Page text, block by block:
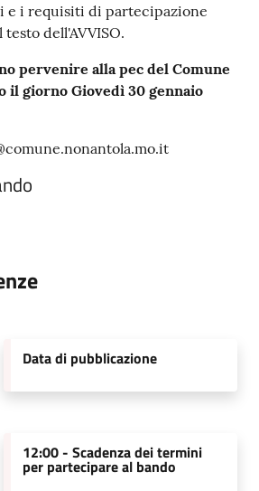
e i requisiti di partecipazione
dell'AVVISO.
pervenire alla pec del Comune
il giorno Giovedì 30 gennaio
Data di pubblicazione
12:00 - Scadenza dei termini
per partecipare al bando